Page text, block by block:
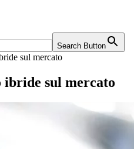
Search Button
sul mercato
sul mercato